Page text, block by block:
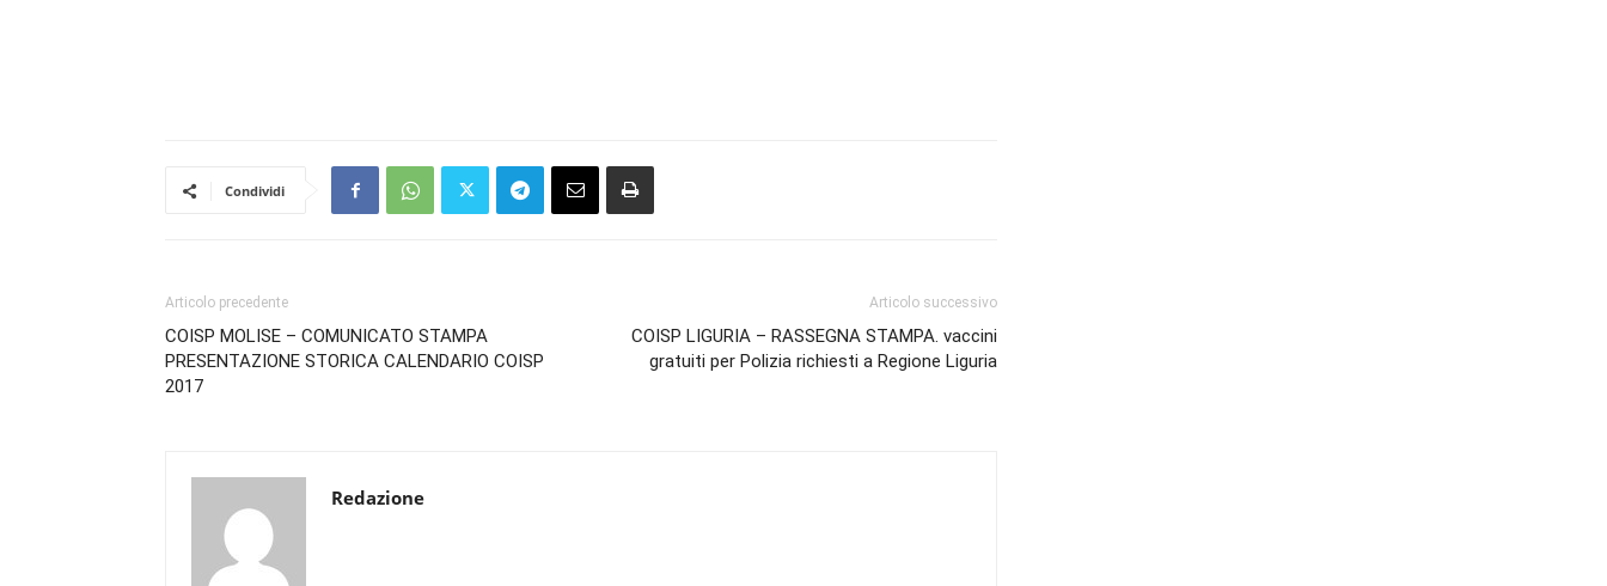
Condividi
Articolo precedente
COISP MOLISE – COMUNICATO STAMPA
PRESENTAZIONE STORICA CALENDARIO COISP
2017
Articolo successivo
COISP LIGURIA – RASSEGNA STAMPA. vaccini
gratuiti per Polizia richiesti a Regione Liguria
Redazione